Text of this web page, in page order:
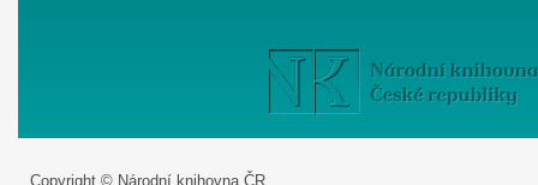
Copyright © Národní knihovna ČR